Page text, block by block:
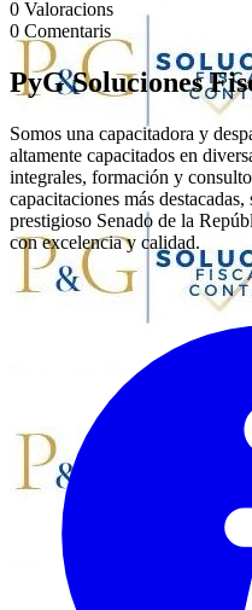
0 Valoracions
0 Comentaris
PyG Soluciones
Somos una capacitadora y
altamente capacitados en
integrales, formación y
capacitaciones más
prestigioso Senado de la
con excelencia y calidad.